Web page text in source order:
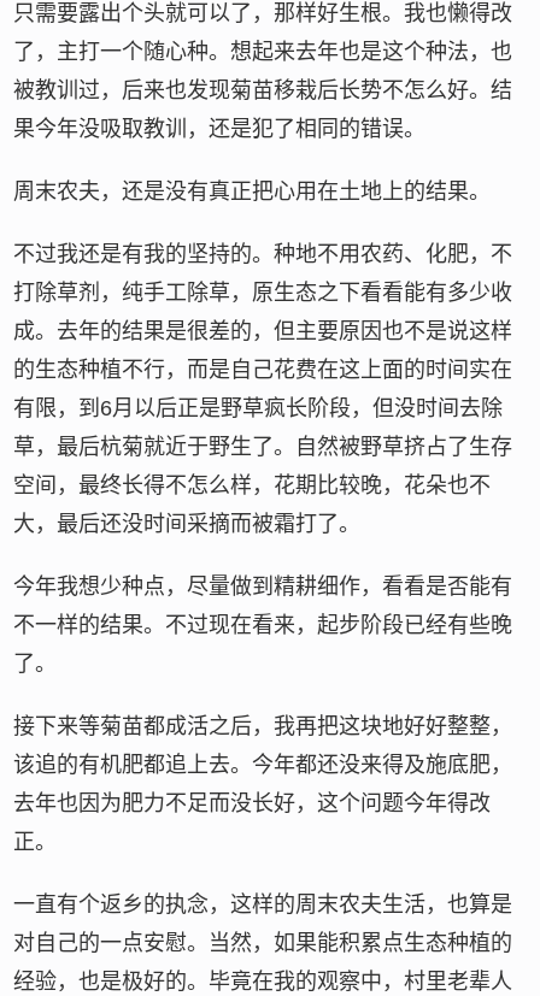
只需要露出个头就可以了，那样好生根。我也懒得改
了，主打一个随心种。想起来去年也是这个种法，也
被教训过，后来也发现菊苗移栽后长势不怎么好。结
果今年没吸取教训，还是犯了相同的错误。
周末农夫，还是没有真正把心用在土地上的结果。
不过我还是有我的坚持的。种地不用农药、化肥，不
打除草剂，纯手工除草，原生态之下看看能有多少收
成。去年的结果是很差的，但主要原因也不是说这样
的生态种植不行，而是自己花费在这上面的时间实在
有限，到6月以后正是野草疯长阶段，但没时间去除
草，最后杭菊就近于野生了。自然被野草挤占了生存
空间，最终长得不怎么样，花期比较晚，花朵也不
大，最后还没时间采摘而被霜打了。
今年我想少种点，尽量做到精耕细作，看看是否能有
不一样的结果。不过现在看来，起步阶段已经有些晚
了。
接下来等菊苗都成活之后，我再把这块地好好整整，
该追的有机肥都追上去。今年都还没来得及施底肥，
去年也因为肥力不足而没长好，这个问题今年得改
正。
一直有个返乡的执念，这样的周末农夫生活，也算是
对自己的一点安慰。当然，如果能积累点生态种植的
经验，也是极好的。毕竟在我的观察中，村里老辈人